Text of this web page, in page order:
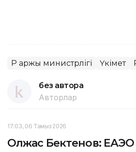
ҚР Қаржы министрлігі Үкімет
без автора
Авторлар
17:03, 06 Тамыз 2026
Олжас Бектенов: